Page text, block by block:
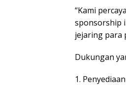
“Kami
sponsorship
jejaring para
Dukungan
1.